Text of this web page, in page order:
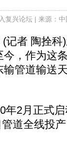
复兴论坛| 来源：
者 陶拴科)
，作为这
管道输送
2月正式启
道全线投